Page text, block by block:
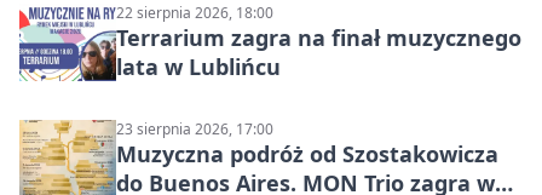
22 sierpnia 2026, 18:00
Terrarium zagra na finał muzycznego
lata w Lublińcu
23 sierpnia 2026, 17:00
Muzyczna podróż od Szostakowicza
do Buenos Aires. MON Trio zagra w